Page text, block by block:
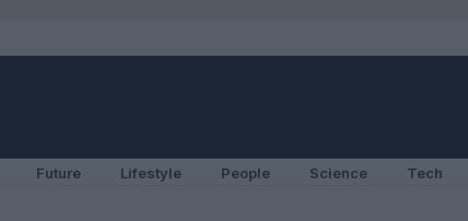
Future Lifestyle People Science Tech